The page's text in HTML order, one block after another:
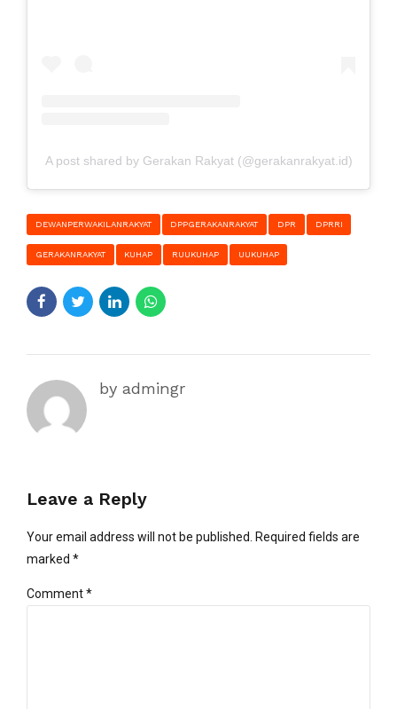
A post shared by Gerakan Rakyat (@gerakanrakyat.id)
DEWANPERWAKILANRAKYAT DPPGERAKANRAKYAT DPR DPRRI
GERAKANRAKYAT KUHAP RUUKUHAP UUKUHAP
by admingr
Leave a Reply
Your email address will not be published. Required fields are
marked *
Comment*